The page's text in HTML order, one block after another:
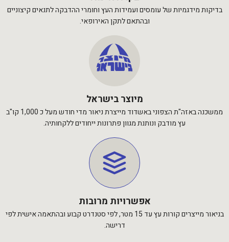
בדיקות מידגמיות של עומסים ועמידות העץ וחומרי ההדבקה לתנאים קיצוניים
ובהתאם לתקן האירופאי.
מיוצר בישראל
ממשכנה באזה"ת הצפוני באשדוד מייצרת ניאור מדי חודש מעל כ 1,000 קו"ב
עץ מודבק ונותנת מגוון פתרונות ייחודים ללקחותיה.
אפשרויות מרובות
בניאור מייצרים קורות עץ עד 15 מטר, לפי סטנדרט קבוע ובהתאמה אישית לפי
דרישה.